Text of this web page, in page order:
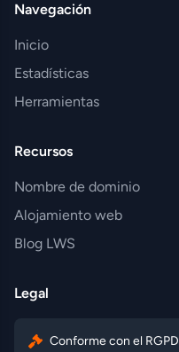
Navegación
Inicio
Estadísticas
Herramientas
Recursos
Nombre de dominio
Alojamiento web
Blog LWS
Legal
Conforme con el RGPD